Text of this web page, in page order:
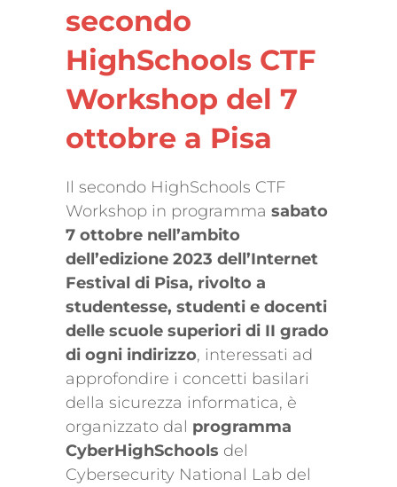
secondo
HighSchools CTF
Workshop del 7
ottobre a Pisa
Il secondo HighSchools CTF
Workshop in programma sabato
7 ottobre nell’ambito
dell’edizione 2023 dell’Internet
Festival di Pisa, rivolto a
studentesse, studenti e docenti
delle scuole superiori di II grado
di ogni indirizzo, interessati ad
approfondire i concetti basilari
della sicurezza informatica, è
organizzato dal programma
CyberHighSchools del
Cybersecurity National Lab del